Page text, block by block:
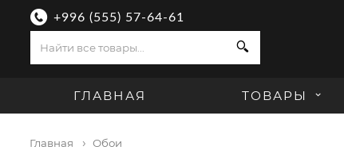
+996 (555) 57-64-61
ГЛАВНАЯ ТОВАРЫ
Главная Обои